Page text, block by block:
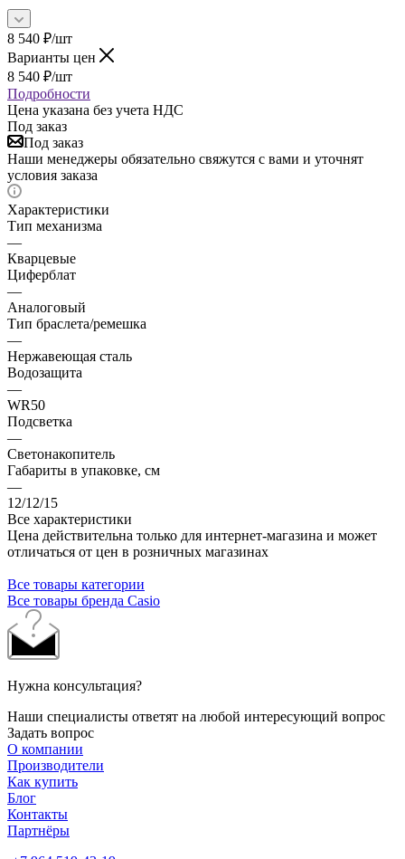
8 540 ₽/шт
Варианты цен
8 540 ₽/шт
Подробности
Цена указана без учета НДС
Под заказ
Под заказ
Наши менеджеры обязательно свяжутся с вами и уточнят
условия заказа
Характеристики
Тип механизма
—
Кварцевые
Циферблат
—
Аналоговый
Тип браслета/ремешка
—
Нержавеющая сталь
Водозащита
—
WR50
Подсветка
—
Светонакопитель
Габариты в упаковке, см
—
12/12/15
Все характеристики
Цена действительна только для интернет-магазина и может
отличаться от цен в розничных магазинах
Все товары категории
Все товары бренда Casio
Нужна консультация?
Наши специалисты ответят на любой интересующий вопрос
Задать вопрос
О компании
Производители
Как купить
Блог
Контакты
Партнёры